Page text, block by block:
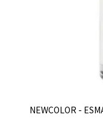
NEWCOLOR -